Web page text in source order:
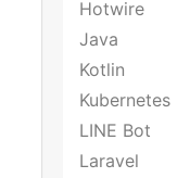
Hotwire
Java
Kotlin
Kubernetes
LINE Bot
Laravel